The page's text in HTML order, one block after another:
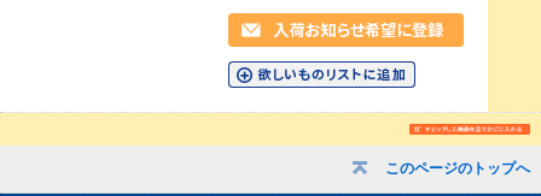
このページのトップへ